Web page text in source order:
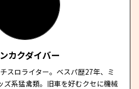
カクダイバー
スロライター。ベスパ歴27年、ミ
ズ系猛禽類。旧車を好むクセに機械